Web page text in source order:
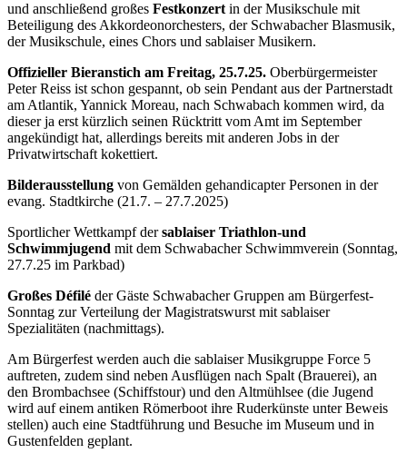
und anschließend großes Festkonzert in der Musikschule mit
Beteiligung des Akkordeonorchesters, der Schwabacher Blasmusik,
der Musikschule, eines Chors und sablaiser Musikern.
Offizieller Bieranstich am Freitag, 25.7.25. Oberbürgermeister
Peter Reiss ist schon gespannt, ob sein Pendant aus der Partnerstadt
am Atlantik, Yannick Moreau, nach Schwabach kommen wird, da
dieser ja erst kürzlich seinen Rücktritt vom Amt im September
angekündigt hat, allerdings bereits mit anderen Jobs in der
Privatwirtschaft kokettiert.
Bilderausstellung von Gemälden gehandicapter Personen in der
evang. Stadtkirche (21.7. – 27.7.2025)
Sportlicher Wettkampf dersablaiser Triathlon-und
Schwimmjugend mit dem Schwabacher Schwimmverein (Sonntag,
27.7.25 im Parkbad)
Großes Défilé der Gäste Schwabacher Gruppen am Bürgerfest-
Sonntag zur Verteilung der Magistratswurst mit sablaiser
Spezialitäten (nachmittags).
Am Bürgerfest werden auch die sablaiser Musikgruppe Force 5
auftreten, zudem sind neben Ausflügen nach Spalt (Brauerei), an
den Brombachsee (Schiffstour) und den Altmühlsee (die Jugend
wird auf einem antiken Römerboot ihre Ruderkünste unter Beweis
stellen) auch eine Stadtführung und Besuche im Museum und in
Gustenfelden geplant.